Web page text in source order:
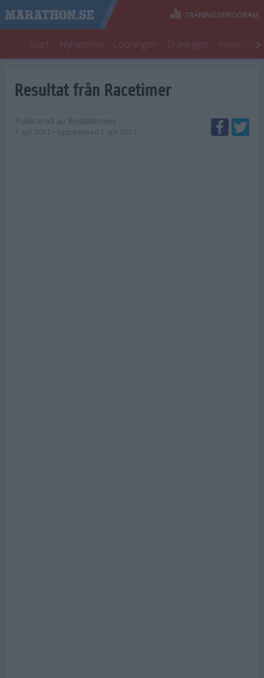
Start Nyheterna Löpningen Träningen
TRÄNINGSPROGRAM
Resultat från Racetimer
Publicerad av Redaktionen
1 apr 2017 • Uppdaterad 1 apr 2017